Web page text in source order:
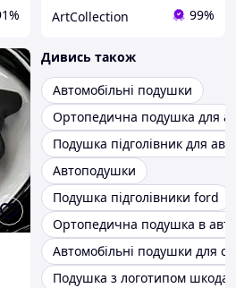
ArtСollection 99%
Дивись також
Автомобільні подушки
Ортопедична подушка для
Подушка підголівник для
Автоподушки
Подушка підголівники ford
Ортопедична подушка в
Автомобільні подушки для
Подушка з логотипом шкода